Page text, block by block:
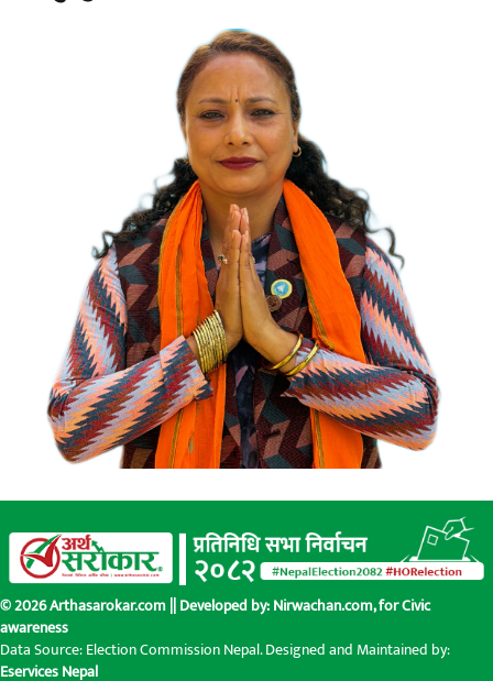
© 2026 Arthasarokar.com || Developed by:Nirwachan.com, for Civic
awareness
Data Source: Election Commission Nepal. Designed and Maintained by:
Eservices Nepal